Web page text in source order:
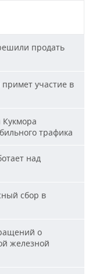
продать
участие в
трафика
над
сбор в
о
железной